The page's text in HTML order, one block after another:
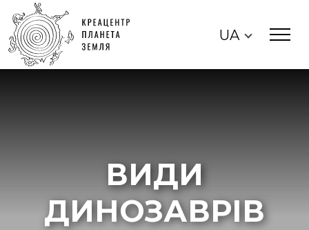
UA
ВИДИ
ДИНОЗАВРІВ